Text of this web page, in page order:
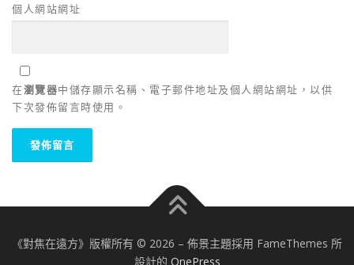
個人網站網址
在瀏覽器中儲存顯示名稱、電子郵件地址及個人網站網址，以供
下次發佈留言時使用。
《對焦在遠方》版權所有 © 2026 – 佈景主題採用 FameThemes 所
設計的 OnePress